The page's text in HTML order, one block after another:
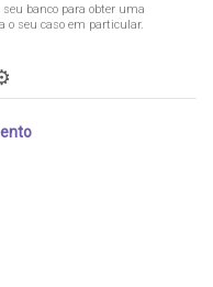
banco para obter uma
o seu caso em particular.